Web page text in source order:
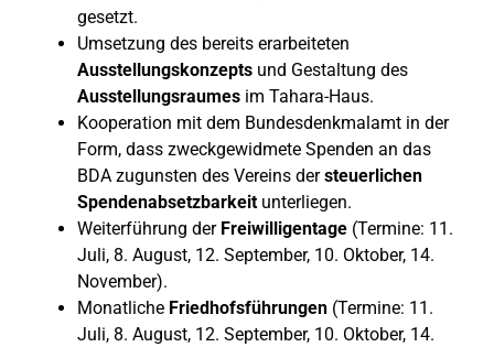
gesetzt.
Umsetzung des bereits erarbeiteten
Ausstellungskonzepts und Gestaltung des
Ausstellungsraumes im Tahara-Haus.
Kooperation mit dem Bundesdenkmalamt in der
Form, dass zweckgewidmete Spenden an das
BDA zugunsten des Vereins dersteuerlichen
Spendenabsetzbarkeit unterliegen.
Weiterführung der Freiwilligentage (Termine: 11.
Juli, 8. August, 12. September, 10. Oktober, 14.
November).
Monatliche Friedhofsführungen (Termine: 11.
Juli, 8. August, 12. September, 10. Oktober, 14.